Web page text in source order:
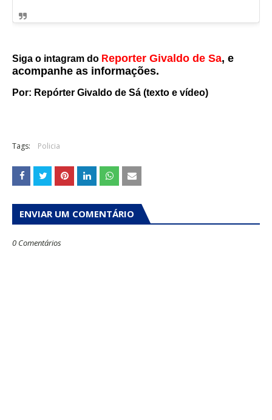
Siga o intagram do Reporter Givaldo de Sa, e
acompanhe as informações.
Por: Repórter Givaldo de Sá (texto e vídeo)
Tags: Policia
ENVIAR UM COMENTÁRIO
0 Comentários